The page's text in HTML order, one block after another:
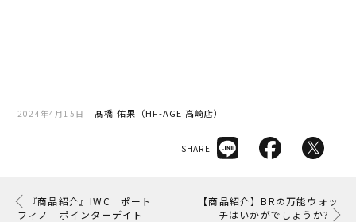
2024年4月15日 髙橋 佑果（HF-AGE 高崎店）
SHARE
『商品紹介』IWC ポート
フィノ ポインターデイト
【商品紹介】BRの万能ウォッ
チはいかがでしょうか?